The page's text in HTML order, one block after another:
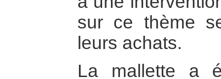
sur ce thème
leurs achats.
La mallette a